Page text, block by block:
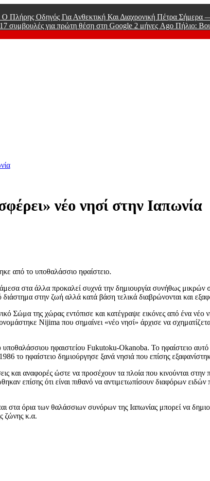
Πλήρης Οδηγός Για Ανθεκτική Και Διαχρονική Πέτρα Σήμερα
συμβουλές για πρώτη θέση στη Google 2 μήνες Ago Πήλιο:
νέο νησί στην Ιαπωνία
από το υποθαλάσσιο ηφαίστειο.
στα άλλα προκαλεί συχνά την δημιουργία συνήθως
στην ζωή αλλά κατά βάση τελικά διαβρώνονται και
Σώμα της χώρας εντόπισε και κατέγραψε εικόνες από ένα
Nijima που σημαίνει «νέο νησί» άρχισε να
ηφαιστείου Fukutoku-Okanoba. Το ηφαίστειο
το ηφαίστειο δημιούργησε ξανά νησιά που επίσης
και αναφορές ώστε να προσέχουν τα πλοία που κινούνται
επίσης ότι είναι πιθανό να αντιμετωπίσουν διαφόρων
στα όρια των θαλάσσιων συνόρων της Ιαπωνίας μπορεί να
ζώνης κ.α.